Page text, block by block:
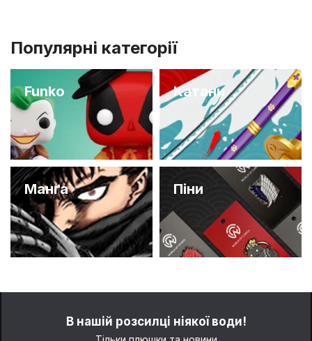
Популярні категорії
Funko Катани
Манґа Піни
В нашій розсилці ніякої води!